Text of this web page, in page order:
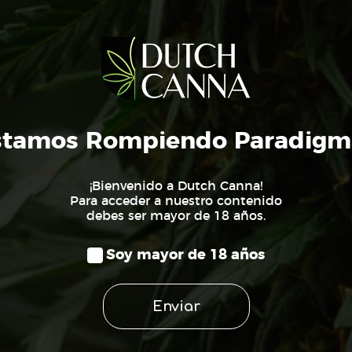
Contacto
Rompiendo
¡Bienvenido a Dutch Canna!
Para acceder a nuestro contenido
debes ser mayor de 18 años.
Soy mayor de 18 años
Enviar